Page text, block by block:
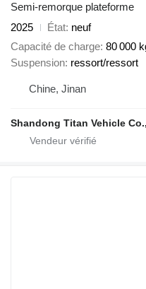
Semi-remorque plateforme
2025
État neuf
Capacité de charge 80 000
Suspension ressort/ressort
Chine, Jinan
Shandong Titan Vehicle